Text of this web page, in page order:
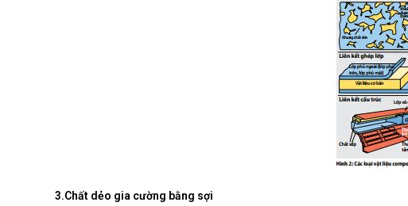
3.Chất dẻo gia cường bằng sợi